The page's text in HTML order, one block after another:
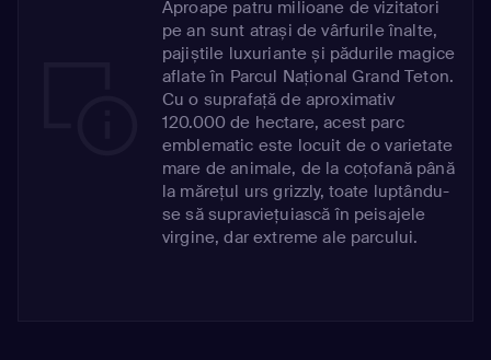
Aproape patru milioane de vizitatori
pe an sunt atrași de vârfurile înalte,
pajiștile luxuriante și pădurile magice
aflate în Parcul Național Grand Teton.
Cu o suprafață de aproximativ
120.000 de hectare, acest parc
emblematic este locuit de o varietate
mare de animale, de la coțofană până
la mărețul urs grizzly, toate luptându-
se să supraviețuiască în peisajele
virgine, dar extreme ale parcului.